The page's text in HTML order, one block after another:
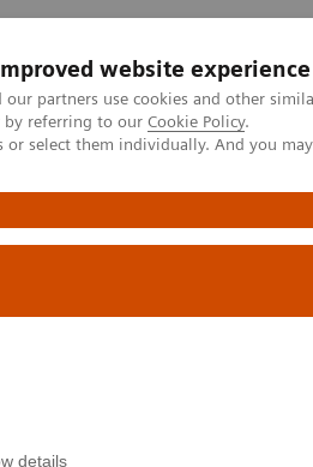
website experience
our partners use cookies and other
by referring to our Cookie Policy.
or select them individually. And you
details
Клинические
Опции и обновления
— программное обеспечение для
томография
обеспечение